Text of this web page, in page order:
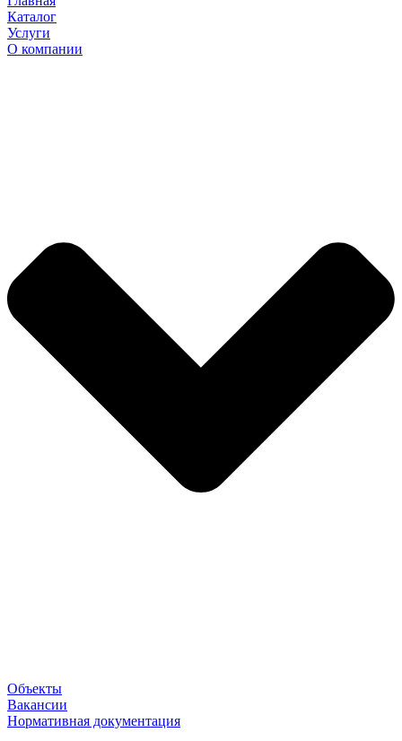
Каталог
Услуги
О компании
Объекты
Вакансии
Нормативная документация